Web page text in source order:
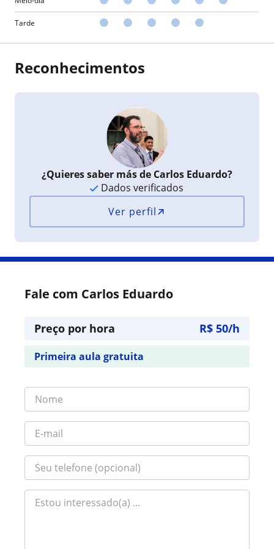
Tarde
Reconhecimentos
¿Quieres saber más de Carlos Eduardo?
Dados verificados
Ver perfil
Fale com Carlos Eduardo
Preço por hora R$ 50/h
Primeira aula gratuita